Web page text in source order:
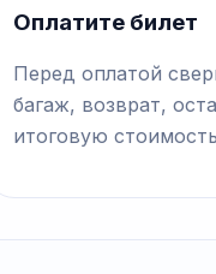
Оплатите билет
Перед оплатой
багаж, возврат,
итоговую